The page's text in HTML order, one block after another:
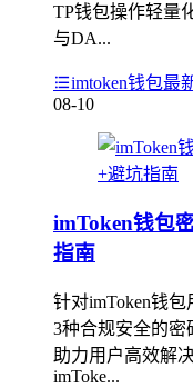
TP钱包操作轻量
与DA...
imtoken钱包最
08-10
imToken钱包
指南
针对imToken钱
3种合规安全的密
助力用户高效解
imToke...